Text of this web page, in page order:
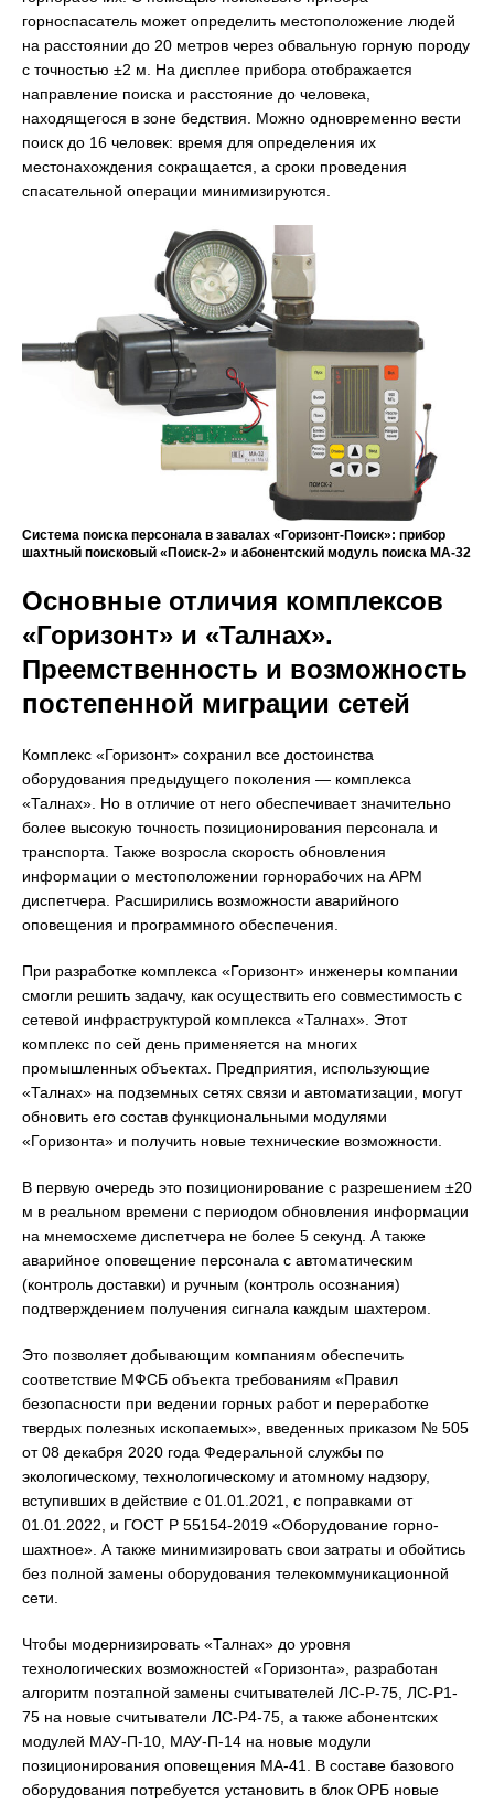
горноспасатель может определить местоположение людей
на расстоянии до 20 метров через обвальную горную породу
с точностью ±2 м. На дисплее прибора отображается
направление поиска и расстояние до человека,
находящегося в зоне бедствия. Можно одновременно вести
поиск до 16 человек: время для определения их
местонахождения сокращается, а сроки проведения
спасательной операции минимизируются.
Система поиска персонала в завалах «Горизонт-Поиск»: прибор
шахтный поисковый «Поиск-2» и абонентский модуль поиска МА-32
Основные отличия комплексов
«Горизонт» и «Талнах».
Преемственность и возможность
постепенной миграции сетей
Комплекс «Горизонт» сохранил все достоинства
оборудования предыдущего поколения — комплекса
«Талнах». Но в отличие от него обеспечивает значительно
более высокую точность позиционирования персонала и
транспорта. Также возросла скорость обновления
информации о местоположении горнорабочих на АРМ
диспетчера. Расширились возможности аварийного
оповещения и программного обеспечения.
При разработке комплекса «Горизонт» инженеры компании
смогли решить задачу, как осуществить его совместимость с
сетевой инфраструктурой комплекса «Талнах». Этот
комплекс по сей день применяется на многих
промышленных объектах. Предприятия, использующие
«Талнах» на подземных сетях связи и автоматизации, могут
обновить его состав функциональными модулями
«Горизонта» и получить новые технические возможности.
В первую очередь это позиционирование с разрешением ±20
м в реальном времени с периодом обновления информации
на мнемосхеме диспетчера не более 5 секунд. А также
аварийное оповещение персонала с автоматическим
(контроль доставки) и ручным (контроль осознания)
подтверждением получения сигнала каждым шахтером.
Это позволяет добывающим компаниям обеспечить
соответствие МФСБ объекта требованиям «Правил
безопасности при ведении горных работ и переработке
твердых полезных ископаемых», введенных приказом № 505
от 08 декабря 2020 года Федеральной службы по
экологическому, технологическому и атомному надзору,
вступивших в действие с 01.01.2021, с поправками от
01.01.2022, и ГОСТ Р 55154-2019 «Оборудование горно-
шахтное». А также минимизировать свои затраты и обойтись
без полной замены оборудования телекоммуникационной
сети.
Чтобы модернизировать «Талнах» до уровня
технологических возможностей «Горизонта», разработан
алгоритм поэтапной замены считывателей ЛС-Р-75, ЛС-Р1-
75 на новые считыватели ЛС-Р4-75, а также абонентских
модулей МАУ-П-10, МАУ-П-14 на новые модули
позиционирования оповещения МА-41. В составе базового
оборудования потребуется установить в блок ОРБ новые